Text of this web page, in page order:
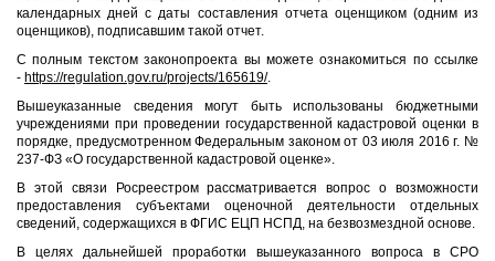
календарных дней с даты составления отчета оценщиком (одним из
оценщиков), подписавшим такой отчет.
С полным текстом законопроекта вы можете ознакомиться по ссылке
- https://regulation.gov.ru/projects/165619/.
Вышеуказанные сведения могут быть использованы бюджетными
учреждениями при проведении государственной кадастровой оценки в
порядке, предусмотренном Федеральным законом от 03 июля 2016 г. №
237-ФЗ «О государственной кадастровой оценке».
В этой связи Росреестром рассматривается вопрос о возможности
предоставления субъектами оценочной деятельности отдельных
сведений, содержащихся в ФГИС ЕЦП НСПД, на безвозмездной основе.
В целях дальнейшей проработки вышеуказанного вопроса в СРО